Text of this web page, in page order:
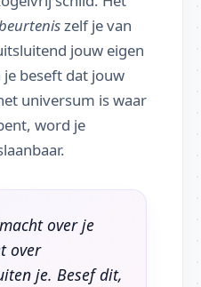
zelf je van
jouw eigen
beseft dat jouw
universum is waar
word je
over je
over
je. Besef dit,